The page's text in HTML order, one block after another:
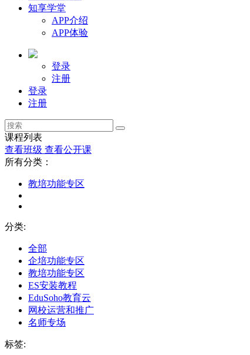
知享学堂
APP介绍
APP体验
登录
注册
登录
注册
课程列表
查看班级 查看公开课
所有分类：
教培功能专区
分类:
全部
企培功能专区
教培功能专区
ES安装教程
EduSoho教育云
网校运营和推广
名师专场
标签: